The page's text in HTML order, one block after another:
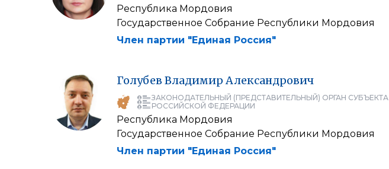
Республика Мордовия
Государственное Собрание Республики Мордовия
Член партии "Единая Россия"
Голубев Владимир Александрович
ЗАКОНОДАТЕЛЬНЫЙ (ПРЕДСТАВИТЕЛЬНЫЙ) ОРГАН СУБЪЕКТА
РОССИЙСКОЙ ФЕДЕРАЦИИ
Республика Мордовия
Государственное Собрание Республики Мордовия
Член партии "Единая Россия"